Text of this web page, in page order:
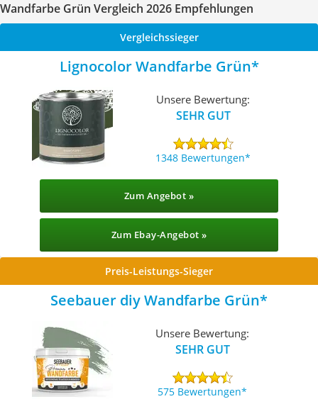
Wandfarbe Grün Vergleich 2026 Empfehlungen
Vergleichssieger
Lignocolor Wandfarbe Grün
Unsere Bewertung:
SEHR GUT
1348 Bewertungen
Zum Angebot »
Zum Ebay-Angebot »
Preis-Leistungs-Sieger
Seebauer diy Wandfarbe Grün
Unsere Bewertung:
SEHR GUT
575 Bewertungen